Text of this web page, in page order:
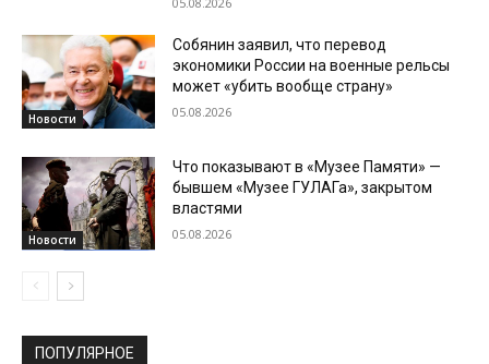
Новости
Собянин заявил, что перевод
экономики России на военные рельсы
может «убить вообще страну»
05.08.2026
Новости
Что показывают в «Музее Памяти» —
бывшем «Музее ГУЛАГа», закрытом
властями
05.08.2026
ПОПУЛЯРНОЕ